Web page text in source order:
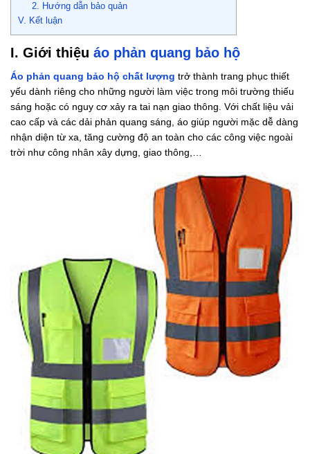
2. Hướng dẫn bảo quản
V. Kết luận
I. Giới thiệu áo phản quang bảo hộ
Áo phản quang bảo hộ chất lượng trở thành trang phục thiết
yếu dành riêng cho những người làm việc trong môi trường thiếu
sáng hoặc có nguy cơ xảy ra tai nạn giao thông. Với chất liệu vải
cao cấp và các dải phản quang sáng, áo giúp người mặc dễ dàng
nhận diện từ xa, tăng cường độ an toàn cho các công việc ngoài
trời như công nhân xây dựng, giao thông,…